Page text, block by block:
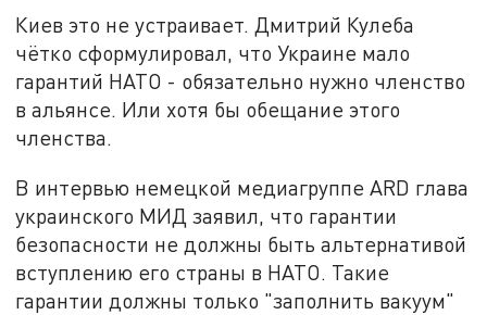
Киев это не устраивает. Дмитрий Кулеба
чётко сформулировал, что Украине мало
гарантий НАТО - обязательно нужно членство
в альянсе. Или хотя бы обещание этого
членства.
В интервью немецкой медиагруппе ARD глава
украинского МИД заявил, что гарантии
безопасности не должны быть альтернативой
вступлению его страны в НАТО. Такие
гарантии должны только "заполнить вакуум"